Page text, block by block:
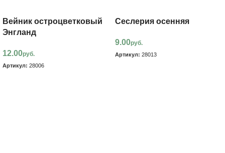
Вейник остроцветковый
Энгланд
12.00руб.
Артикул: 28006
Сеслерия осенняя
9.00руб.
Артикул: 28013